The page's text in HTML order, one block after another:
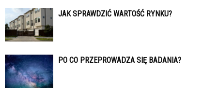
JAK SPRAWDZIĆ WARTOŚĆ RYNKU?
PO CO PRZEPROWADZA SIĘ BADANIA?